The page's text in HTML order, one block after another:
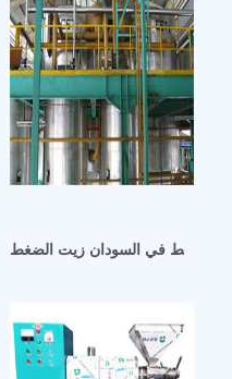
آلة عصر زيت
الضغط في السودان زيت الضغط